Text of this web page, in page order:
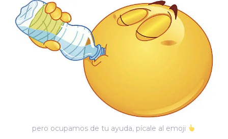
pero ocupamos de tu ayuda, pícale al emoji